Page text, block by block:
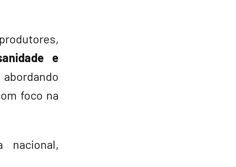
e
abordando
foco na